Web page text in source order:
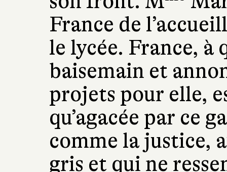
France de
le lycée. France,
baisemain et
projets pour elle,
qu’agacée par ce
comme la justice,
gris et qui ne